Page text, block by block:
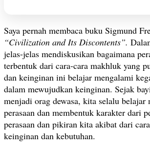
Saya pernah membaca buku Sigmund
“Civilization and Its Discontents”.
jelas-jelas mendiskusikan bagaimana
terbentuk dari cara-cara makhluk yang
dan keinginan ini belajar mengalami
dalam mewujudkan keinginan. Sejak
menjadi orag dewasa, kita selalu belajar
perasaan dan membentuk karakter dari
perasaan dan pikiran kita akibat dari
keinginan dan kebutuhan.